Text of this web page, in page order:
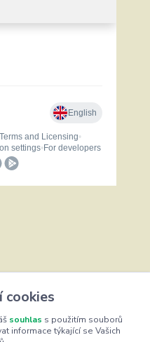
cookies
souhlas s použitím souborů
informace týkající se Vašich